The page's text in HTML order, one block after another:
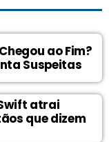
ao Fim?
Suspeitas
atrai
que dizem